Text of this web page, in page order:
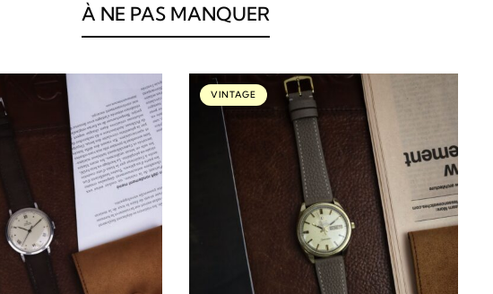
À NE PAS MANQUER
VINTAGE